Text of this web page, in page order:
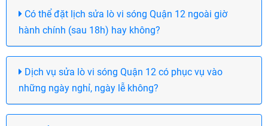
Có thể đặt lịch sửa lò vi sóng Quận 12 ngoài giờ
hành chính (sau 18h) hay không?
Dịch vụ sửa lò vi sóng Quận 12 có phục vụ vào
những ngày nghỉ, ngày lễ không?